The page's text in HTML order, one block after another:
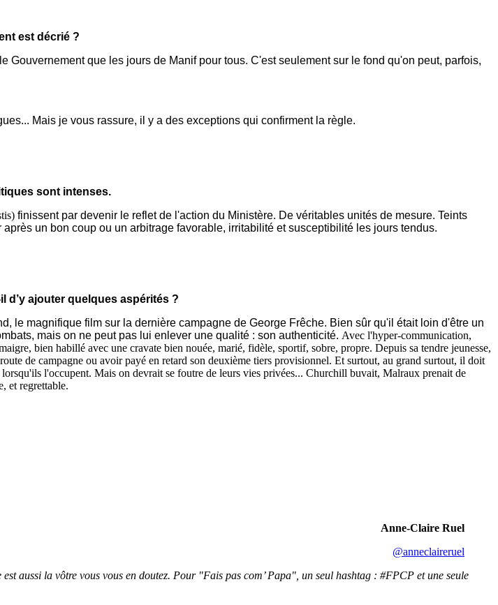
est décrié ?
que les jours de Manif pour tous. C'est seulement sur le fond qu'on peut, parfois,
Mais je vous rassure, il y a des exceptions qui confirment la règle.
sont intenses.
finissent par devenir le reflet de l'action du Ministère. De véritables unités de mesure. Teints
un bon coup ou un arbitrage favorable, irritabilité et susceptibilité les jours tendus.
d’y ajouter quelques aspérités ?
le magnifique film sur la dernière campagne de George Frêche. Bien sûr qu'il était loin d'être un
mais on ne peut pas lui enlever une qualité : son authenticité. Avec l'hyper-communication,
bien habillé avec une cravate bien nouée, marié, fidèle, sportif, sobre, propre. Depuis sa tendre jeunesse,
de campagne ou avoir payé en retard son deuxième tiers provisionnel. Et surtout, au grand surtout, il doit
l'occupent. Mais on devrait se foutre de leurs vies privées... Churchill buvait, Malraux prenait de
et regrettable.
Anne-Claire Ruel
@anneclaireruel
est aussi la vôtre vous vous en doutez. Pour "Fais pas com’ Papa", un seul hashtag : #FPCP et une seule